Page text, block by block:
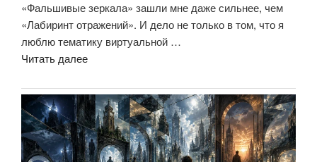
«Фальшивые зеркала» зашли мне даже сильнее, чем
«Лабиринт отражений». И дело не только в том, что я
люблю тематику виртуальной …
Читать далее«Отзыв
книге
«Фальшивые
зеркала»
Сергея